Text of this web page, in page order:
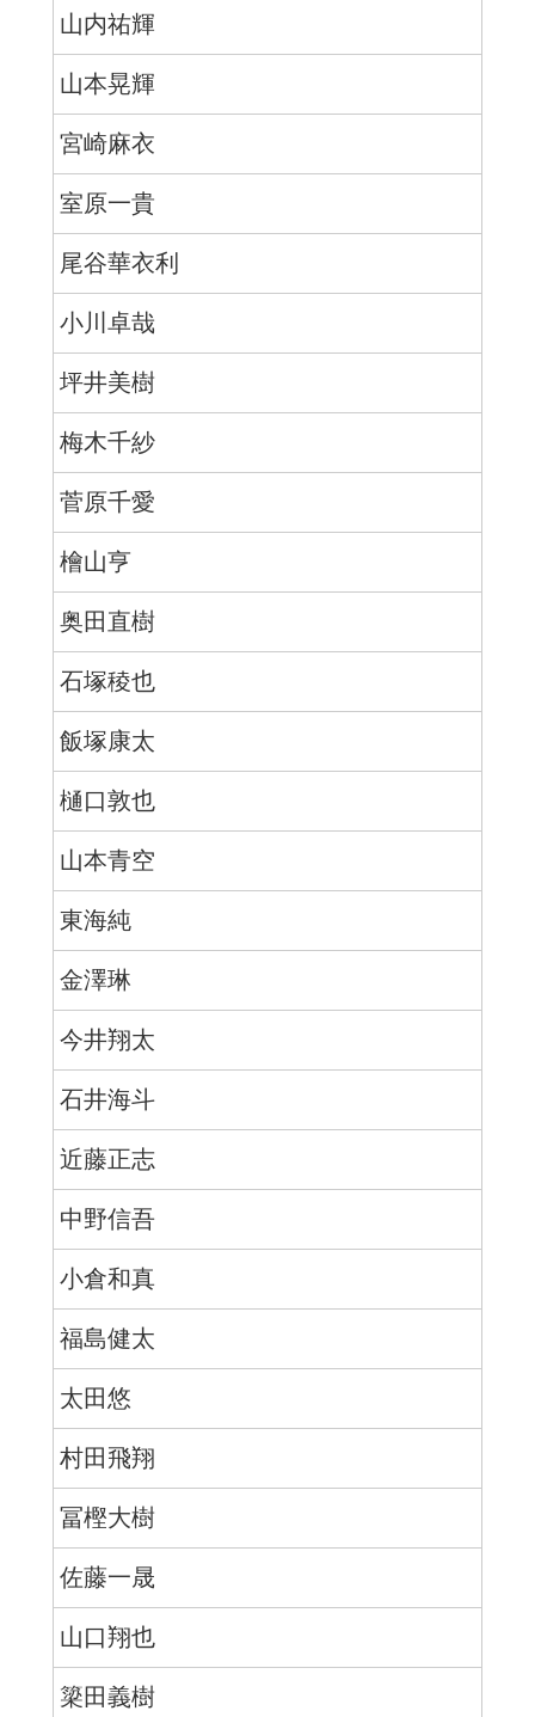
山内祐輝
山本晃輝
宮崎麻衣
室原一貴
尾谷華衣利
小川卓哉
坪井美樹
梅木千紗
菅原千愛
檜山亨
奥田直樹
石塚稜也
飯塚康太
樋口敦也
山本青空
東海純
金澤琳
今井翔太
石井海斗
近藤正志
中野信吾
小倉和真
福島健太
太田悠
村田飛翔
冨樫大樹
佐藤一晟
山口翔也
簗田義樹